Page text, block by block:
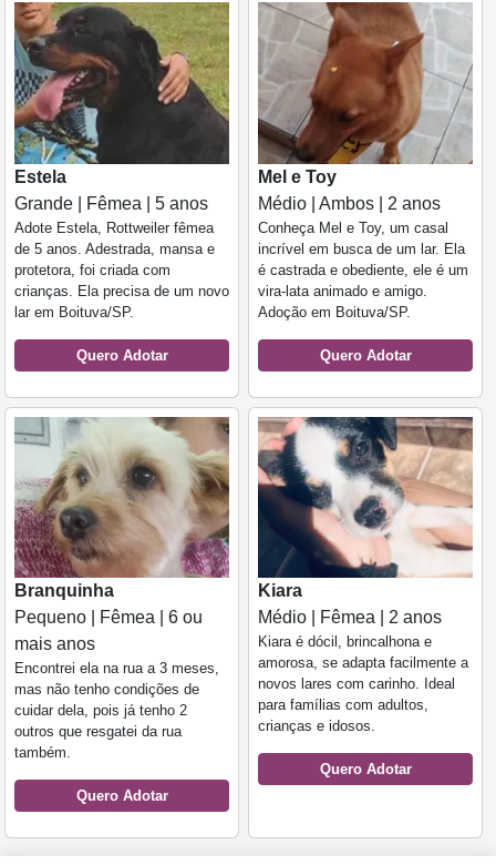
Estela
Grande | Fêmea | 5 anos
Adote Estela, Rottweiler fêmea
de 5 anos. Adestrada, mansa e
protetora, foi criada com
crianças. Ela precisa de um novo
lar em Boituva/SP.
Quero Adotar
Mel e Toy
Médio | Ambos | 2 anos
Conheça Mel e Toy, um casal
incrível em busca de um lar. Ela
é castrada e obediente, ele é um
vira-lata animado e amigo.
Adoção em Boituva/SP.
Quero Adotar
Branquinha
Pequeno | Fêmea | 6 ou
mais anos
Encontrei ela na rua a 3 meses,
mas não tenho condições de
cuidar dela, pois já tenho 2
outros que resgatei da rua
também.
Quero Adotar
Kiara
Médio | Fêmea | 2 anos
Kiara é dócil, brincalhona e
amorosa, se adapta facilmente a
novos lares com carinho. Ideal
para famílias com adultos,
crianças e idosos.
Quero Adotar